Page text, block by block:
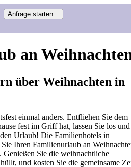
an
über Weihnachten in
einmal anders. Entfliehen Sie dem
fest im Griff hat, lassen Sie los und
Urlaub! Die Familienhotels in
Ihren Familienurlaub an
Genießen Sie die weihnachtliche
und kosten Sie die gemeinsame